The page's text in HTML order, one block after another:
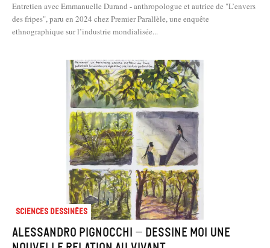
Entretien avec Emmanuelle Durand - anthropologue et autrice de "L’envers
des fripes", paru en 2024 chez Premier Parallèle, une enquête
ethnographique sur l’industrie mondialisée...
Sciences dessinées
Alessandro Pignocchi – Dessine moi une